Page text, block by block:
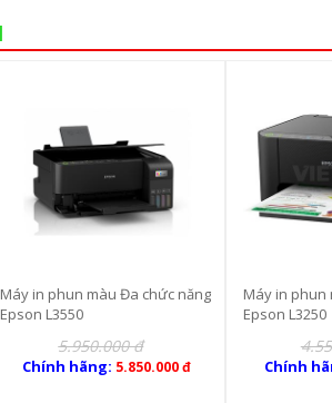
Máy in phun màu Đa chức năng
Epson L3550
5.950.000 đ
Chính hãng: 5.850.000 đ
Máy in phun
Epson L3250
Chính